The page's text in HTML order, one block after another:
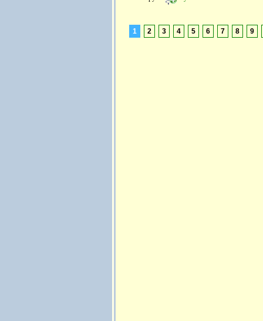
1 2 3 4 5 6 7 8 9